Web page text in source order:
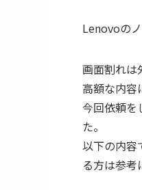
Lenovoの
画面割れは
高額な内容
今回依頼を
た。
以下の内容
る方は参考